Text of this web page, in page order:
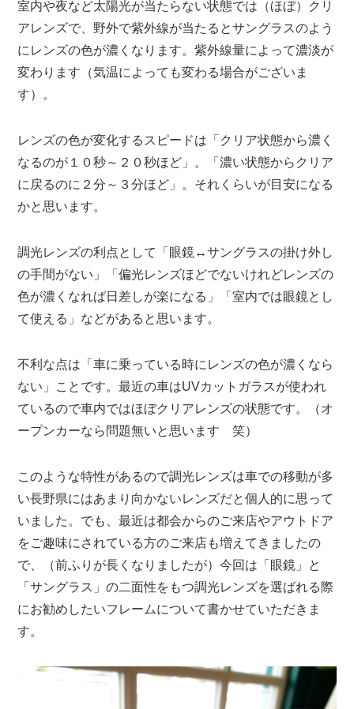
室内や夜など太陽光が当たらない状態では（ほぼ）クリ
アレンズで、野外で紫外線が当たるとサングラスのよう
にレンズの色が濃くなります。紫外線量によって濃淡が
変わります（気温によっても変わる場合がございま
す）。
レンズの色が変化するスピードは「クリア状態から濃く
なるのが１０秒～２０秒ほど」。「濃い状態からクリア
に戻るのに２分～３分ほど」。それくらいが目安になる
かと思います。
調光レンズの利点として「眼鏡↔サングラスの掛け外し
の手間がない」「偏光レンズほどでないけれどレンズの
色が濃くなれば日差しが楽になる」「室内では眼鏡とし
て使える」などがあると思います。
不利な点は「車に乗っている時にレンズの色が濃くなら
ない」ことです。最近の車はUVカットガラスが使われ
ているので車内ではほぼクリアレンズの状態です。（オ
ープンカーなら問題無いと思います 笑）
このような特性があるので調光レンズは車での移動が多
い長野県にはあまり向かないレンズだと個人的に思って
いました。でも、最近は都会からのご来店やアウトドア
をご趣味にされている方のご来店も増えてきましたの
で、（前ふりが長くなりましたが）今回は「眼鏡」と
「サングラス」の二面性をもつ調光レンズを選ばれる際
にお勧めしたいフレームについて書かせていただきま
す。